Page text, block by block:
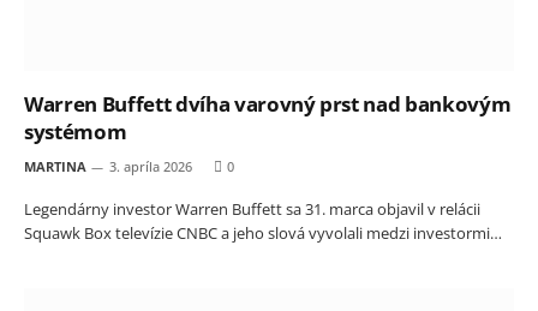
Warren Buffett dvíha varovný prst nad bankovým
systémom
MARTINA 3. apríla 2026 0
Legendárny investor Warren Buffett sa 31. marca objavil v relácii
Squawk Box televízie CNBC a jeho slová vyvolali medzi investormi…